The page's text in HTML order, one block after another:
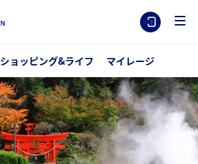
ショッピング&ライフ マイレージ